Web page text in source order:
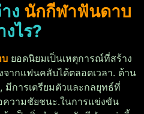
ง นักกีฬาฟันดาบ
ไร?
ยอดนิยมเป็นเหตุการณ์ที่สร้าง
จากแฟนคลับได้ตลอดเวลา. ด้าน
มีการเตรียมตัวและกลยุทธ์ที่
ความชัยชนะ.ในการแข่งขัน